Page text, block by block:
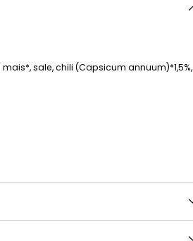
sale, chili (Capsicum annuum)*1,5%,